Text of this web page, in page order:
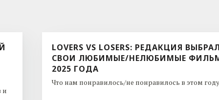
и
LOVERS VS LOSERS: РЕДАКЦИЯ
СВОИ ЛЮБИМЫЕ/НЕЛЮБИМЫЕ
2025 ГОДА
Что нам понравилось/не понравилось в этом